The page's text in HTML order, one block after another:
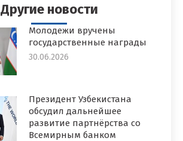
Другие новости
Молодежи вручены
государственные награды
30.06.2026
Президент Узбекистана
обсудил дальнейшее
развитие партнёрства со
Всемирным банком